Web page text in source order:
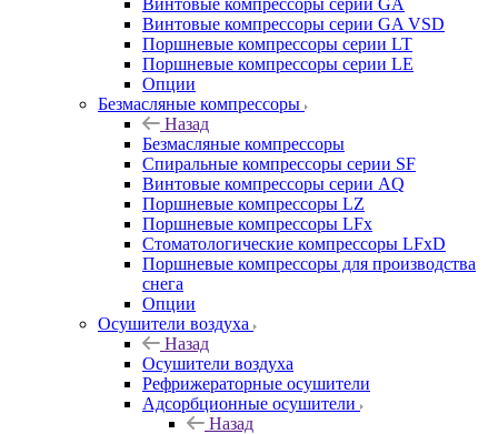
Винтовые компрессоры cерии GA
Винтовые компрессоры cерии GA VSD
Поршневые компрессоры серии LT
Поршневые компрессоры серии LE
Опции
Безмасляные компрессоры
Назад
Безмасляные компрессоры
Спиральные компрессоры серии SF
Винтовые компрессоры серии AQ
Поршневые компрессоры LZ
Поршневые компрессоры LFx
Стоматологические компрессоры LFxD
Поршневые компрессоры для производства
снега
Опции
Осушители воздуха
Назад
Осушители воздуха
Рефрижераторные осушители
Адсорбционные осушители
Назад